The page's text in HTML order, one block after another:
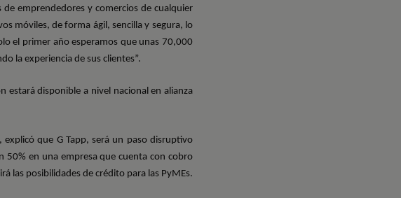
emprendedores y comercios de cualquier
móviles, de forma ágil, sencilla y segura, lo
el primer año esperamos que unas 70,000
la experiencia de sus clientes”.
estará disponible a nivel nacional en alianza
que G Tapp, será un paso disruptivo
50% en una empresa que cuenta con cobro
las posibilidades de crédito para las PyMEs.